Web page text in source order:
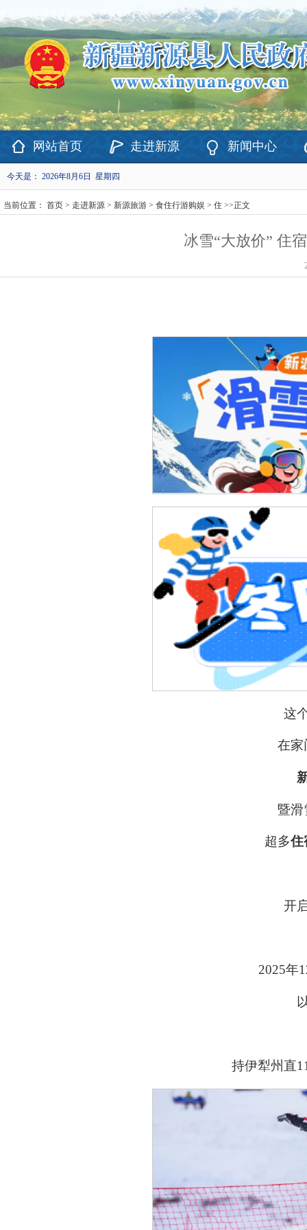
欢迎访问新疆维吾尔自治区新源县政府网站！
网站首页 走进新源 新闻中心
今天是： 2026年8月6日 星期四
当前位置： 首页 > 走进新源 > 新源旅游 > 食住行游购娱 > 住 >>正文
冰雪“大放价” 住
这
在家
暨滑
超多住
开
2025年
持伊犁州直